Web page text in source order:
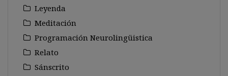
Leyenda
Meditación
Programación Neurolingüistica
Relato
Sánscrito